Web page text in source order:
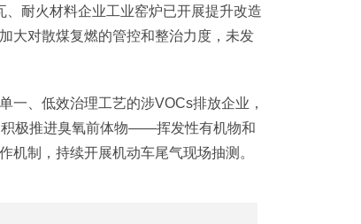
耐火材料企业工业窑炉已开展提升改造
大对散煤复燃的管控和整治力度，未发
一、低效治理工艺的涉VOCs排放企业，
积极推进臭氧前体物——挥发性有机物和
机制，持续开展机动车尾气现场抽测。